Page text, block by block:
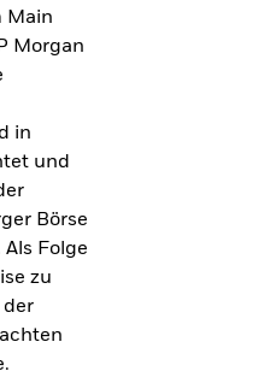
Main
Morgan
in
und
Börse
Folge
zu
der